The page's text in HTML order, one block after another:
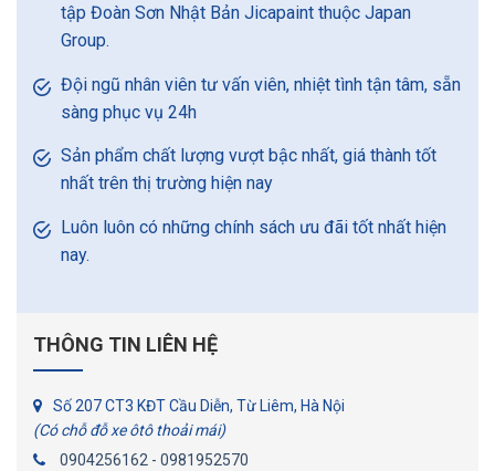
tập Đoàn Sơn Nhật Bản Jicapaint thuộc Japan
Group.
Đội ngũ nhân viên tư vấn viên, nhiệt tình tận tâm, sẵn
sàng phục vụ 24h
Sản phẩm chất lượng vượt bậc nhất, giá thành tốt
nhất trên thị trường hiện nay
Luôn luôn có những chính sách ưu đãi tốt nhất hiện
nay.
THÔNG TIN LIÊN HỆ
Số 207 CT3 KĐT Cầu Diễn, Từ Liêm, Hà Nội
(Có chỗ đỗ xe ôtô thoải mái)
0904256162 - 0981952570